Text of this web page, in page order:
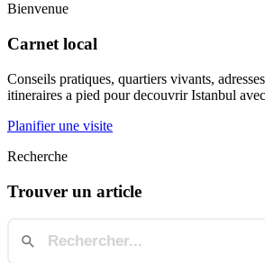
Bienvenue
Carnet local
Conseils pratiques, quartiers vivants,
itineraires a pied pour decouvrir Istanbul
Planifier une visite
Recherche
Trouver un article